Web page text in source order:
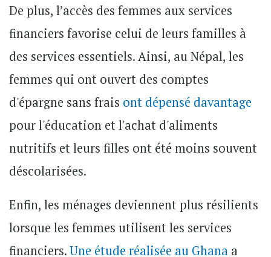
De plus, l’accès des femmes aux services
financiers favorise celui de leurs familles à
des services essentiels. Ainsi, au Népal, les
femmes qui ont ouvert des comptes
d'épargne sans frais ont dépensé davantage
pour l'éducation et l'achat d'aliments
nutritifs et leurs filles ont été moins souvent
déscolarisées.
Enfin, les ménages deviennent plus résilients
lorsque les femmes utilisent les services
financiers.Une étude réalisée au Ghana a